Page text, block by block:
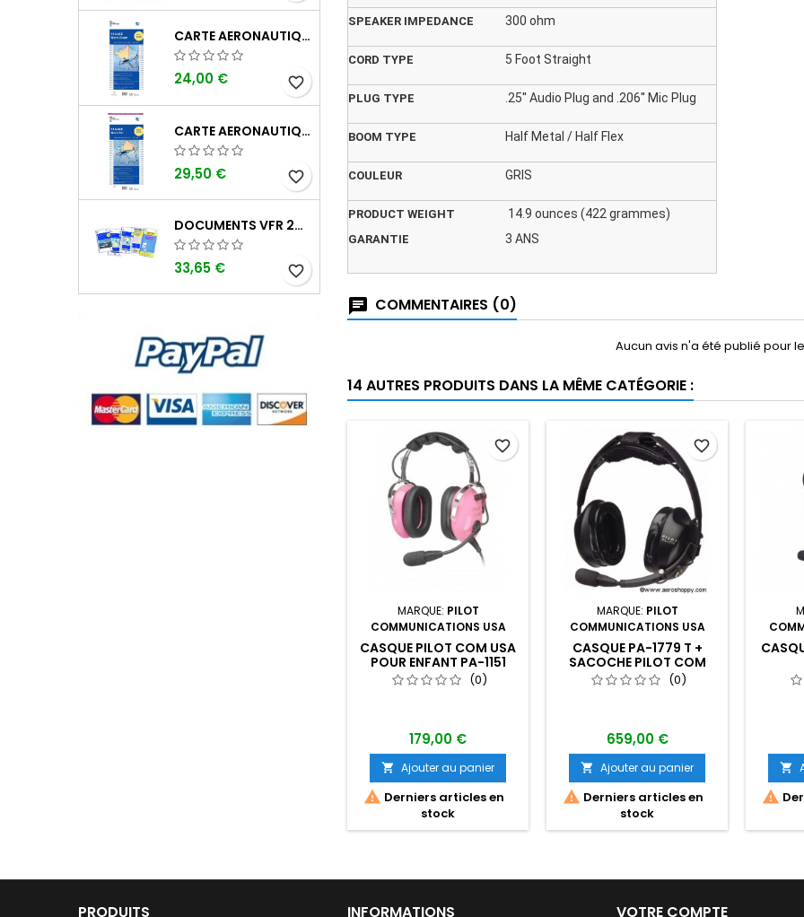
CARTE AERONAUTIQUE OACI SIA FRANCE NORD OUEST 2026 AU 1/500 000
24,00 € favorite_border
CARTE AERONAUTIQUE OACI SIA FRANCE NORD EST 2026 PLASTIFIÉE AU 1/500 000
29,50 € favorite_border
DOCUMENTS VFR 2026 SIA EDITION 1
33,65 € favorite_border
SPEAKER IMPEDANCE 300 ohm
CORD TYPE 5 Foot Straight
PLUG TYPE .25'' Audio Plug and .206'' Mic Plug
BOOM TYPE Half Metal / Half Flex
COULEUR GRIS
PRODUCT WEIGHT
GARANTIE
14.9 ounces (422 grammes)
3 ANS
COMMENTAIRES (0)
Aucun avis n'a été publié pour
14 AUTRES PRODUITS DANS LA MÊME CATÉGORIE :
MARQUE: PILOT
COMMUNICATIONS USA
CASQUE PILOT COM USA
POUR ENFANT PA-1151
ACG
(0)
179,00 €
 Ajouter au panier
 Derniers articles en
stock
favorite_border
MARQUE: PILOT
COMMUNICATIONS USA
CASQUE PA-1779 T +
SACOCHE PILOT COM
USA
(0)
659,00 €
 Ajouter au panier
 Derniers articles en
stock
favorite_border


PRODUITS INFORMATIONS VOTRE COMPTE